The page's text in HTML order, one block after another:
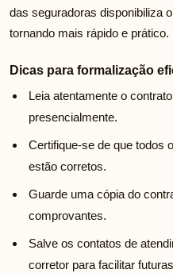
das seguradoras disponibiliza
tornando mais rápido e prático.
Dicas para formalização
Leia atentamente o
presencialmente.
Certifique-se de que todos
estão corretos.
Guarde uma cópia do
comprovantes.
Salve os contatos de
corretor para facilitar